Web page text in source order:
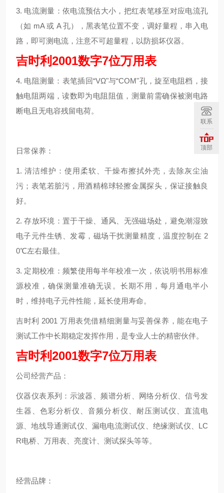
3. 电流测量：依电流预估大小，把红表笔移至对应电流孔
（如 mA 或 A 孔），黑表笔位置不变，调好量程，串入电
路，即可测电流，注意不可超量程，以防损坏仪器。
吉时利2001数字7位万用表
4. 电阻测量：表笔插回“VΩ"与“COM"孔，旋至电阻档，接
触电阻两端，读数即为电阻阻值，测量前需确保被测电路
断电且无电容残留电荷。
日常保养：
1. 清洁维护：使用柔软、干燥布擦拭外壳，去除灰尘油
污；表笔若脏污，用酒精棉球轻擦金属探头，保证接触良
好。
2. 存放环境：置于干燥、通风、无强磁场处，避免潮湿致
电子元件生锈、发霉，磁场干扰测量精度，温度控制在 2
0℃左右最佳。
3. 定期校准：频繁使用每半年校准一次，依说明书用标准
源校准，确保测量准确无误。长期不用，每月通电半小
时，维持电子元件性能，延长使用寿命。
吉时利 2001 万用表凭借精细测量与妥善保养，能在电子
测试工作中长期稳定发挥作用，是专业人士的精密伙伴。
吉时利2001数字7位万用表
公司经营产品：
仪器仪表系列：示波器、频谱分析、网络分析仪、信号发
生器、色彩分析仪、音频分析仪、耐压测试仪、直流电
源、地线导通测试仪、漏电电流测试仪、绝缘测试仪、LC
R电桥、万用表、亮度计、测试探头等等。
经营品牌：
联系
顶部